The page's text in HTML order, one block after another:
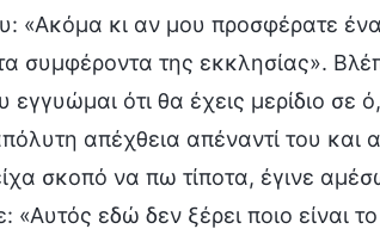
«Ακόμα κι αν μου προσφέρατε
συμφέροντα της εκκλησίας».
εγγυώμαι ότι θα έχεις μερίδιο
απέχθεια απέναντί του
σκοπό να πω τίποτα, έγινε
«Αυτός εδώ δεν ξέρει ποιο είναι